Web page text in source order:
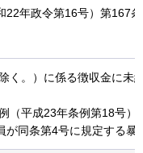
22年政令第16号）第167
く。）に係る徴収金に未
（平成23年条例第18号）
が同条第4号に規定する暴